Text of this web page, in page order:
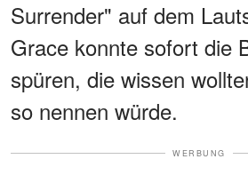
Surrender" auf dem
Grace konnte sofort die
spüren, die wissen
so nennen würde.
WERBUNG